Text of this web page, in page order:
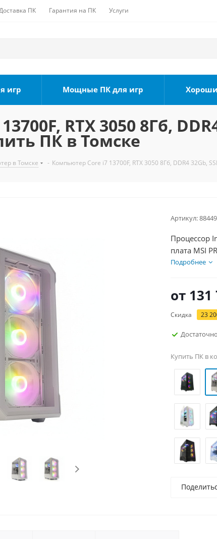
ПК Гарантия на ПК Услуги
игр Мощные ПК для игр
RTX 3050 8Гб,
ПК в Томске
в Томске - Компьютер Core i7 13700F, RTX 3050 8Гб, DDR4 32Gb,
Артикул:
Процессор
плата MSI
SSD 1000Гб
Подробнее
от 131
Скидка 23
Достаточно
Купить ПК в